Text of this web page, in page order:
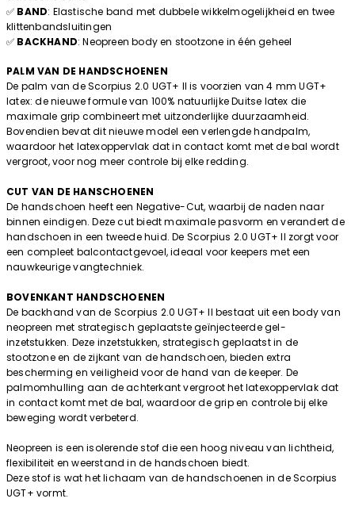
✅ BAND: Elastische band met dubbele wikkelmogelijkheid en twee
klittenbandsluitingen
✅ BACKHAND: Neopreen body en stootzone in één geheel
PALM VAN DE HANDSCHOENEN
De palm van de Scorpius 2.0 UGT+ II is voorzien van 4 mm UGT+
latex: de nieuwe formule van 100% natuurlijke Duitse latex die
maximale grip combineert met uitzonderlijke duurzaamheid.
Bovendien bevat dit nieuwe model een verlengde handpalm,
waardoor het latexoppervlak dat in contact komt met de bal wordt
vergroot, voor nog meer controle bij elke redding.
CUT VAN DE HANSCHOENEN
De handschoen heeft een Negative-Cut, waarbij de naden naar
binnen eindigen. Deze cut biedt maximale pasvorm en verandert de
handschoen in een tweede huid. De Scorpius 2.0 UGT+ II zorgt voor
een compleet balcontactgevoel, ideaal voor keepers met een
nauwkeurige vangtechniek.
BOVENKANT HANDSCHOENEN
De backhand van de Scorpius 2.0 UGT+ II bestaat uit een body van
neopreen met strategisch geplaatste geïnjecteerde gel-
inzetstukken. Deze inzetstukken, strategisch geplaatst in de
stootzone en de zijkant van de handschoen, bieden extra
bescherming en veiligheid voor de hand van de keeper. De
palmomhulling aan de achterkant vergroot het latexoppervlak dat
in contact komt met de bal, waardoor de grip en controle bij elke
beweging wordt verbeterd.
Neopreen is een isolerende stof die een hoog niveau van lichtheid,
flexibiliteit en weerstand in de handschoen biedt.
Deze stof is wat het lichaam van de handschoenen in de Scorpius
UGT+ vormt.